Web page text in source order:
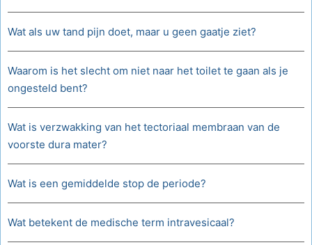
Wat als uw tand pijn doet, maar u geen gaatje ziet?
Waarom is het slecht om niet naar het toilet te gaan als je
ongesteld bent?
Wat is verzwakking van het tectoriaal membraan van de
voorste dura mater?
Wat is een gemiddelde stop de periode?
Wat betekent de medische term intravesicaal?